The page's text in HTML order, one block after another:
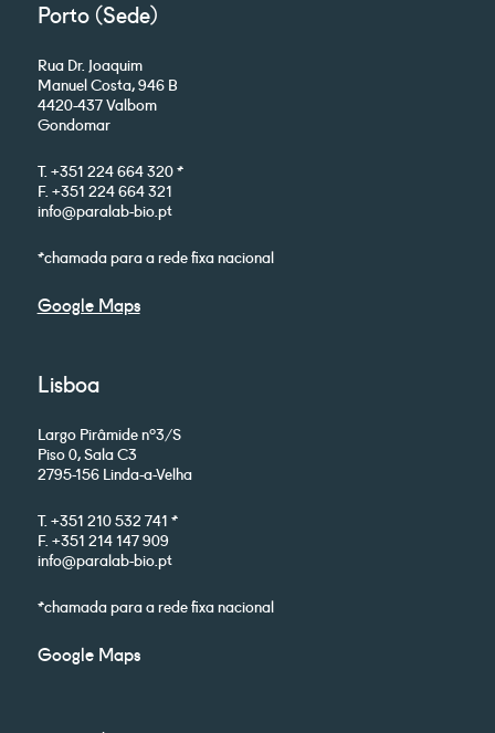
Porto (Sede)
Rua Dr. Joaquim
Manuel Costa, 946 B
4420-437 Valbom
Gondomar
T. +351 224 664 320 *
F. +351 224 664 321
info@paralab-bio.pt
*chamada para a rede fixa nacional
Google Maps
Lisboa
Largo Pirâmide nº3/S
Piso 0, Sala C3
2795-156 Linda-a-Velha
T. +351 210 532 741 *
F. +351 214 147 909
info@paralab-bio.pt
*chamada para a rede fixa nacional
Google Maps